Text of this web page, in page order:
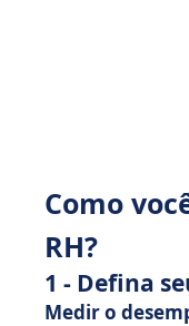
Como
RH?
1 - Defina
Medir o